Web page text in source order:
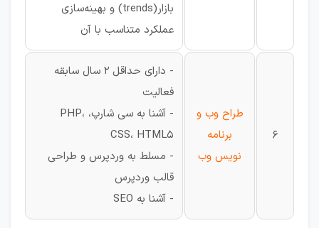
بازار(trends) و بهینه‌سازی
عملکرد متناسب با آن
6
طراح وب و
برنامه
نویس وب
- دارای حداقل 2 سال سابقه
فعالیت
- آشنا به سی شارپ، PHP،
CSS، HTML5
- مسلط به وردپرس و طراحی
قالب وردپرس
- آشنا به SEO